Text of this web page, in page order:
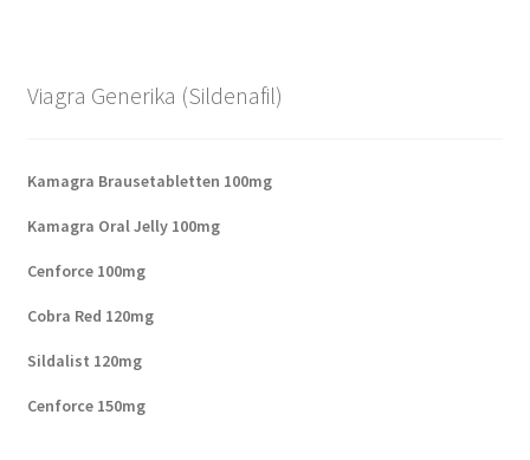
Viagra Generika (Sildenafil)
Kamagra Brausetabletten 100mg
Kamagra Oral Jelly 100mg
Cenforce 100mg
Cobra Red 120mg
Sildalist 120mg
Cenforce 150mg